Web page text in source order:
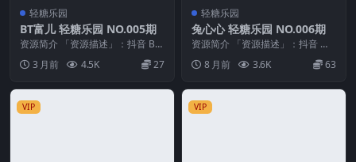
轻糖乐园
BT富儿 轻糖乐园 NO.005期
资源简介 「资源描述」：抖音 BT
富儿 轻糖乐园 NO.005期 【33P】
「...3 月前 4.5K 27
轻糖乐园
兔心心 轻糖乐园 NO.006期
资源简介 「资源描述」：抖音 兔
心心 轻糖乐园 NO.006期 【30P】
「资...8 月前 3.6K 63
VIP VIP